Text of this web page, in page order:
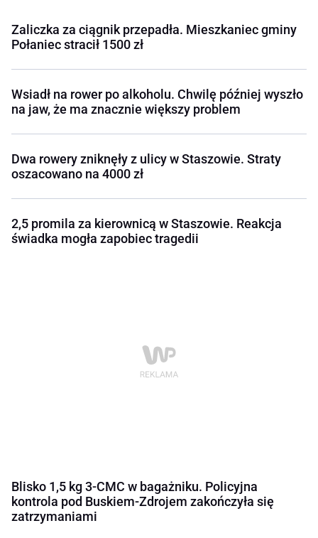
Zaliczka za ciągnik przepadła. Mieszkaniec gminy
Połaniec stracił 1500 zł
Wsiadł na rower po alkoholu. Chwilę później wyszło
na jaw, że ma znacznie większy problem
Dwa rowery zniknęły z ulicy w Staszowie. Straty
oszacowano na 4000 zł
2,5 promila za kierownicą w Staszowie. Reakcja
świadka mogła zapobiec tragedii
Blisko 1,5 kg 3-CMC w bagażniku. Policyjna
kontrola pod Buskiem-Zdrojem zakończyła się
zatrzymaniami